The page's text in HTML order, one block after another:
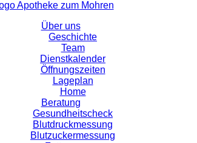
Über uns
Geschichte
Team
Dienstkalender
Öffnungszeiten
Lageplan
Home
Beratung
Gesundheitscheck
Blutdruckmessung
Blutzuckermessung